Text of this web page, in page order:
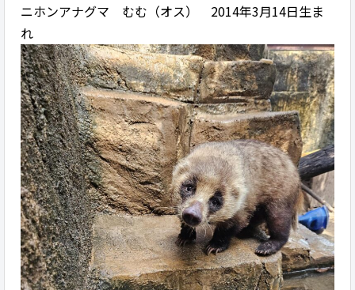
ニホンアナグマ むむ（オス） 2014年3月14日生ま
れ